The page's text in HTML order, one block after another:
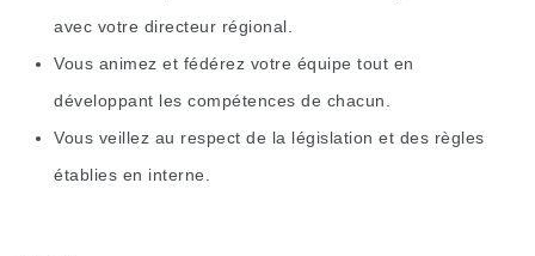
avec votre directeur régional.
Vous animez et fédérez votre équipe tout en
développant les compétences de chacun.
Vous veillez au respect de la législation et des règles
établies en interne.